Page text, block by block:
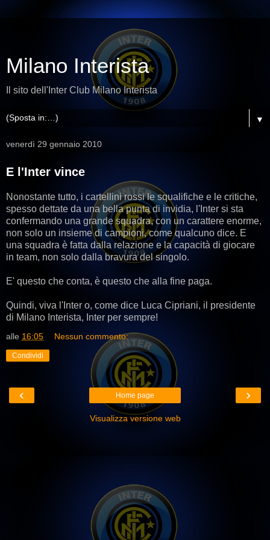
Milano Interista
Il sito dell'Inter Club Milano Interista
▼
venerdì 29 gennaio 2010
E l'Inter vince
Nonostante tutto, i cartellini rossi le squalifiche e le critiche,
spesso dettate da una bella punta di invidia, l'Inter si sta
confermando una grande squadra, con un carattere enorme,
non solo un insieme di campioni, come qualcuno dice. E
una squadra è fatta dalla relazione e la capacità di giocare
in team, non solo dalla bravura del singolo.
E' questo che conta, è questo che alla fine paga.
Quindi, viva l'Inter o, come dice Luca Cipriani, il presidente
di Milano Interista, Inter per sempre!
alle 16:05 Nessun commento:
Condividi
‹ ›
Home page
Visualizza versione web